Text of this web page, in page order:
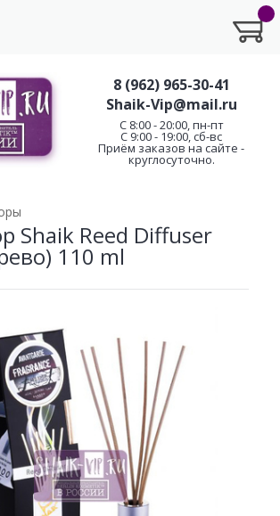
8 (962) 965-30-41
Shaik-Vip@mail.ru
C 8:00 - 20:00, пн-пт
С 9:00 - 19:00, сб-вс
Приём заказов на сайте -
круглосуточно.
Shaik Reed Diffuser
110 ml